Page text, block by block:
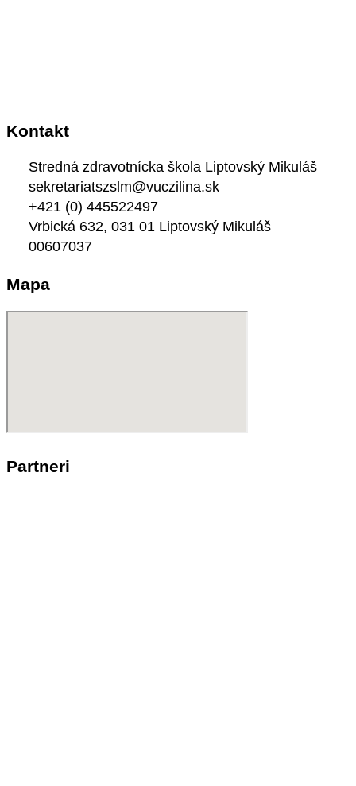
Kontakt
Stredná zdravotnícka škola Liptovský Mikuláš
sekretariatszslm@vuczilina.sk
+421 (0) 445522497
Vrbická 632, 031 01 Liptovský Mikuláš
00607037
Mapa
Partneri